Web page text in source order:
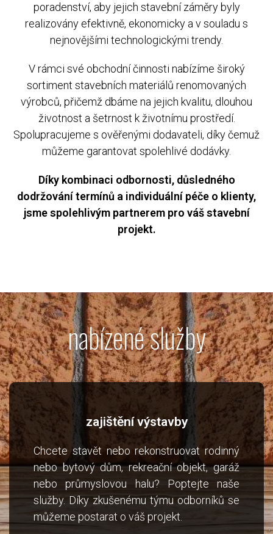
poradenství, aby jejich stavební záměry byly
realizovány efektivně, ekonomicky a v souladu s
nejnovějšími technologickými trendy.
V rámci své obchodní činnosti nabízíme široký
sortiment stavebních materiálů renomovaných
výrobců, přičemž dbáme na jejich kvalitu, dlouhou
životnost a šetrnost k životnímu prostředí.
Spolupracujeme s ověřenými dodavateli, díky čemuž
můžeme garantovat spolehlivé dodávky.
Díky kombinaci odbornosti, důsledného
dodržování termínů a individuální péče o klienty,
jsme spolehlivým partnerem pro váš stavební
projekt.
nabízené služby
zajištění výstavby
Chcete stavět nebo rekonstruovat rodinný
nebo bytový dům, rekreační objekt, garáž
nebo průmyslovou halu? Poptejte naše
služby. Díky zkušenému týmu odborníků se
můžeme postarat o váš projekt.